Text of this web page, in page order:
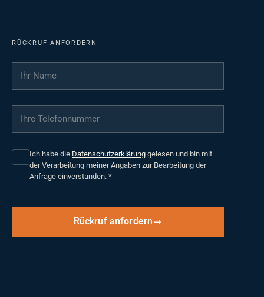
RÜCKRUF ANFORDERN
Ihr Name
Ihre Telefonnummer
Ich habe die Datenschutzerklärung gelesen und bin mit
der Verarbeitung meiner Angaben zur Bearbeitung der
Anfrage einverstanden. *
Rückruf anfordern